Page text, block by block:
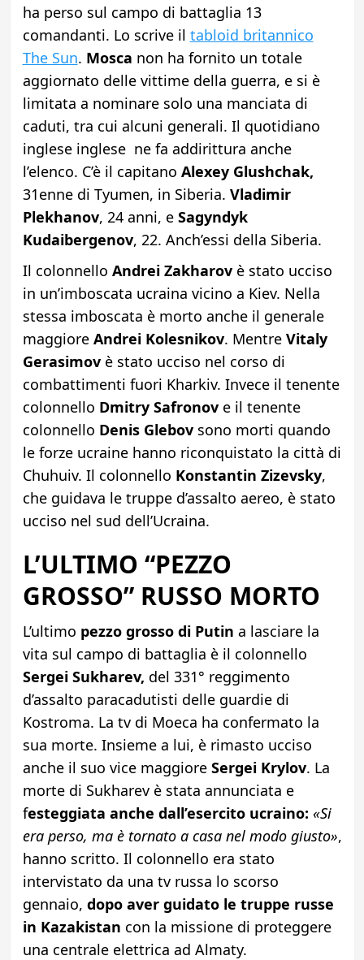
ha perso sul campo di battaglia 13
comandanti. Lo scrive il tabloid britannico
The Sun. Mosca non ha fornito un totale
aggiornato delle vittime della guerra, e si è
limitata a nominare solo una manciata di
caduti, tra cui alcuni generali. Il quotidiano
inglese inglese ne fa addirittura anche
l’elenco. C’è il capitano Alexey Glushchak,
31enne di Tyumen, in Siberia. Vladimir
Plekhanov, 24 anni, eSagyndyk
Kudaibergenov, 22. Anch’essi della Siberia.
Il colonnello Andrei Zakharovè stato ucciso
in un’imboscata ucraina vicino a Kiev. Nella
stessa imboscata è morto anche il generale
maggioreAndrei Kolesnikov. Mentre Vitaly
Gerasimovè stato ucciso nel corso di
combattimenti fuori Kharkiv. Invece il tenente
colonnello Dmitry Safronov e il tenente
colonnello Denis Glebovsono morti quando
le forze ucraine hanno riconquistato la città di
Chuhuiv. Il colonnello Konstantin Zizevsky,
che guidava le truppe d’assalto aereo, è stato
ucciso nel sud dell’Ucraina.
L’ULTIMO “PEZZO
GROSSO” RUSSO MORTO
L’ultimo pezzo grosso di Putin a lasciare la
vita sul campo di battaglia è il colonnello
Sergei Sukharev, del 331° reggimento
d’assalto paracadutisti delle guardie di
Kostroma. La tv di Moeca ha confermato la
sua morte. Insieme a lui, è rimasto ucciso
anche il suo vice maggioreSergei Krylov. La
morte di Sukharev è stata annunciata e
festeggiata anche dall’esercito ucraino: «Si
era perso, ma è tornato a casa nel modo giusto»,
hanno scritto. Il colonnello era stato
intervistato da una tv russa lo scorso
gennaio, dopo aver guidato le truppe russe
in Kazakistan con la missione di proteggere
una centrale elettrica ad Almaty.